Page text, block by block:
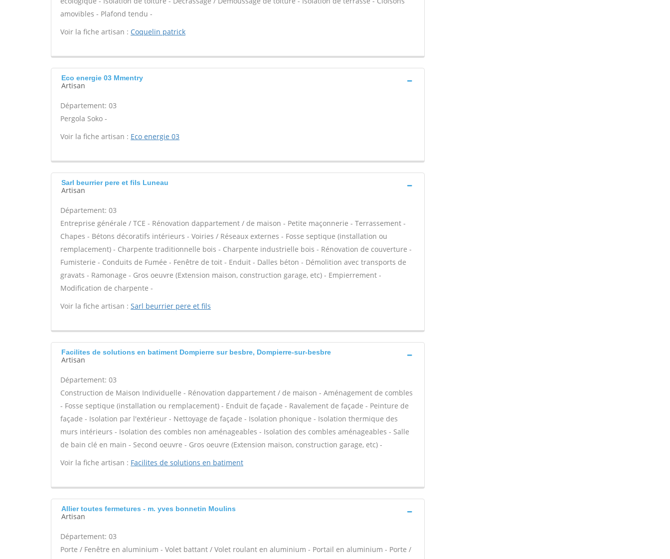
amovibles - Plafond tendu -
Voir la fiche artisan : Coquelin patrick
Eco energie 03 Mmentry
Artisan
Département: 03
Pergola Soko -
Voir la fiche artisan : Eco energie 03
Sarl beurrier pere et fils Luneau
Artisan
Département: 03
Entreprise générale / TCE - Rénovation dappartement / de maison - Petite maçonnerie - Terrassement -
Chapes - Bétons décoratifs intérieurs - Voiries / Réseaux externes - Fosse septique (installation ou
remplacement) - Charpente traditionnelle bois - Charpente industrielle bois - Rénovation de couverture -
Fumisterie - Conduits de Fumée - Fenêtre de toit - Enduit - Dalles béton - Démolition avec transports de
gravats - Ramonage - Gros oeuvre (Extension maison, construction garage, etc) - Empierrement -
Modification de charpente -
Voir la fiche artisan : Sarl beurrier pere et fils
Facilites de solutions en batiment Dompierre sur besbre, Dompierre-sur-besbre
Artisan
Département: 03
Construction de Maison Individuelle - Rénovation dappartement / de maison - Aménagement de combles
- Fosse septique (installation ou remplacement) - Enduit de façade - Ravalement de façade - Peinture de
façade - Isolation par l'extérieur - Nettoyage de façade - Isolation phonique - Isolation thermique des
murs intérieurs - Isolation des combles non aménageables - Isolation des combles aménageables - Salle
de bain clé en main - Second oeuvre - Gros oeuvre (Extension maison, construction garage, etc) -
Voir la fiche artisan : Facilites de solutions en batiment
Allier toutes fermetures - m. yves bonnetin Moulins
Artisan
Département: 03
Porte / Fenêtre en aluminium - Volet battant / Volet roulant en aluminium - Portail en aluminium - Porte /